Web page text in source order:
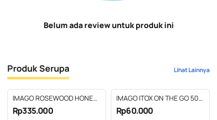
Belum ada review untuk produk ini
Produk Serupa Lihat Lainnya
IMAGO ROSEWOOD HONEY 1
LITER
Rp335.000
IMAGO ITOX ON THE GO 50
GR
Rp60.000